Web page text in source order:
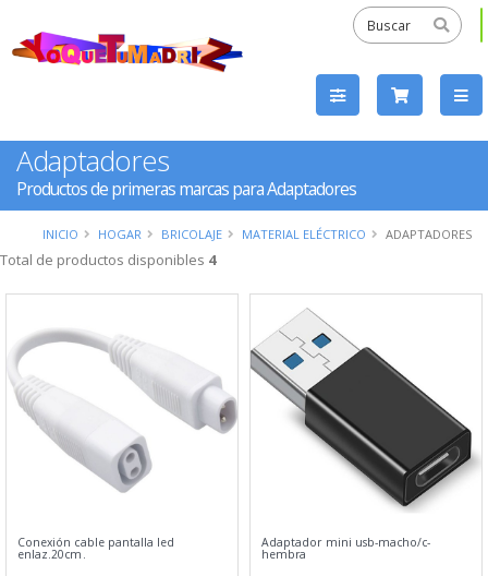
Adaptadores
Productos de primeras marcas para Adaptadores
INICIO HOGAR BRICOLAJE MATERIAL ELÉCTRICO ADAPTADORES
Total de productos disponibles 4
Conexión cable pantalla led
enlaz.20cm.
Adaptador mini usb-macho/c-
hembra